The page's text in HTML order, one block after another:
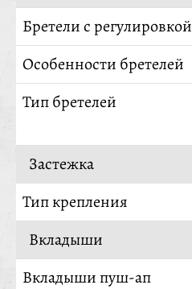
Бретели с регулировкой
Особенности бретелей
Тип бретелей
Застежка
Тип крепления
Вкладыши
Вкладыши пуш-ап